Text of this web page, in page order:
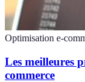
Optimisation e-
Les meilleures
commerce